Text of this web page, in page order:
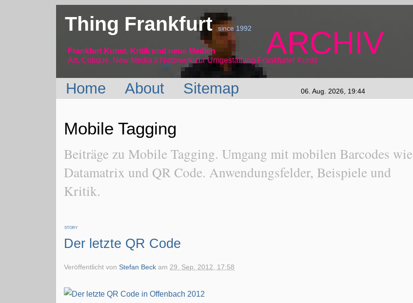
Thing Frankfurtsince 1992
Frankfurt Kunst, Kritik und neue Medien
Art, Critique, New Media // Netzwerk
ARCHIV
zur Umgestaltung Frankfurter Kunst
Home About Sitemap 06. Aug. 2026, 19:44
Mobile Tagging
Beiträge zu Mobile Tagging. Umgang mit mobilen Barcodes wie
Datamatrix und QR Code. Anwendungsfelder, Beispiele und
Kritik.
STORY
Der letzte QR Code
Veröffentlicht vonStefan Beck am29. Sep. 2012, 17:58